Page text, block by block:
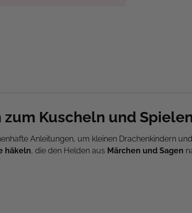
Kuscheln und
Anleitungen, um kleinen Drachenkindern
häkeln, die den Helden aus Märchen und Sagen